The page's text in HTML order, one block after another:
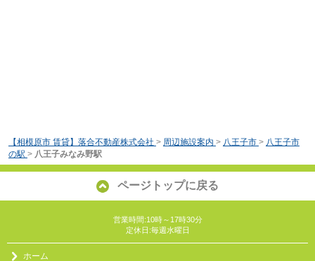
【相模原市 賃貸】落合不動産株式会社 > 周辺施設案内 > 八王子市 > 八王子市
の駅 > 八王子みなみ野駅
ページトップに戻る
営業時間:10時～17時30分
定休日:毎週水曜日
ホーム